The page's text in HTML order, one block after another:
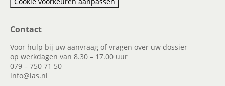
Contact
Voor hulp bij uw aanvraag of vragen over uw dossier
op werkdagen van 8.30 – 17.00 uur
079 – 750 71 50
info@ias.nl